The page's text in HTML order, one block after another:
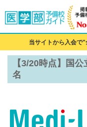
当サイトから入会で
【3/20時点】国
名